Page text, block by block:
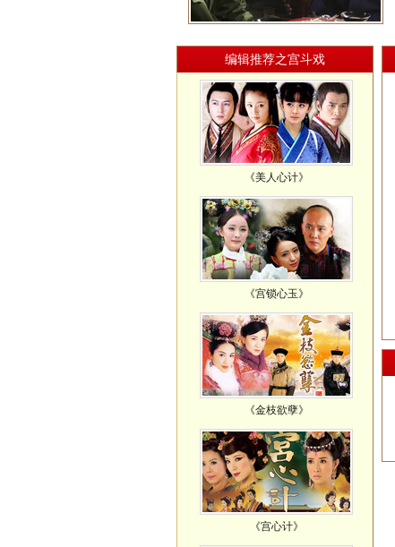
编辑推荐之宫斗戏
《美人心计》
《宫锁心玉》
《金枝欲孽》
《宫心计》